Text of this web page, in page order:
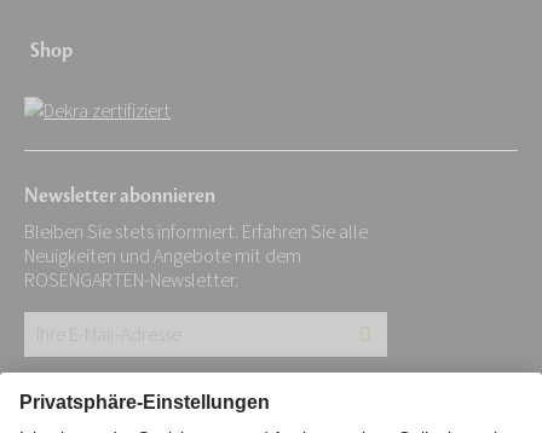
Shop
Newsletter abonnieren
Bleiben Sie stets informiert. Erfahren Sie alle
Neuigkeiten und Angebote mit dem
ROSENGARTEN-Newsletter.
E-
Mail-